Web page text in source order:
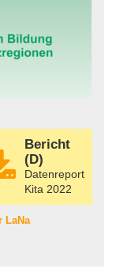
Bericht
(D)
Datenreport
Kita 2022
LaNa